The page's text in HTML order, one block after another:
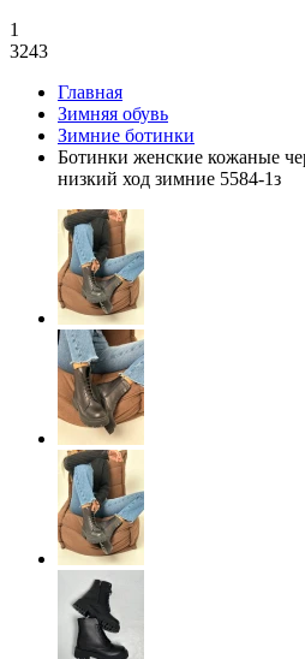
1
3243
Главная
Зимняя обувь
Зимние ботинки
Ботинки женские кожаные
низкий ход зимние 5584-1з